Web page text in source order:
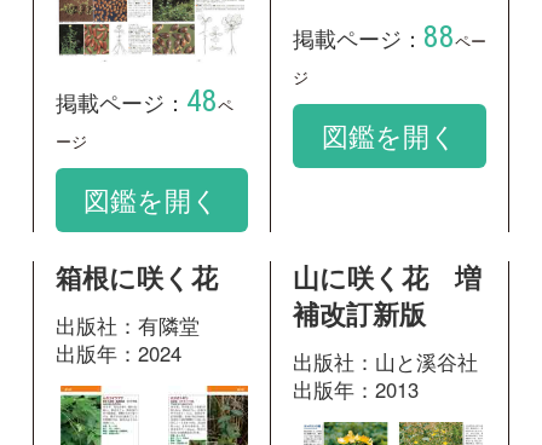
掲載ページ：101
ページ
図鑑を開く
掲載ページ：324ペ
ージ
神奈川県植物誌
2001
出版社：神奈川県立
生命の星・地球博物
館
出版年：2001
野草の名前 夏
和名の由来と見
分け方
出版社：山と溪谷社
出版年：2017